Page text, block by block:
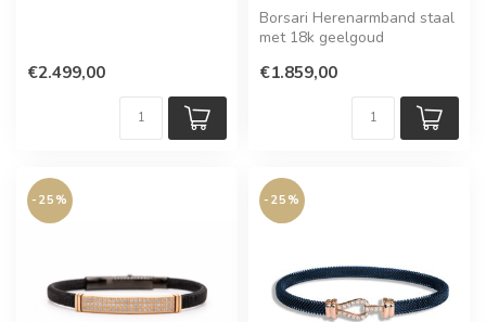
€2.499,00
Borsari Herenarmband staal
met 18k geelgoud
€1.859,00
-25% -25%